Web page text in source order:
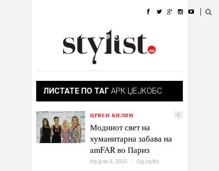
УБАВИНА
КУЛТУРА @РАБОТА
ИЗЛОГ
ЛИСТАТЕ ПО ТАГ АРК ЏЕЈКОБС
ЦРВЕН КИЛИМ 0
Модниот свет на
хуманитарна забава на
amFAR во Париз
На јули 6, 2015 / Од stylist